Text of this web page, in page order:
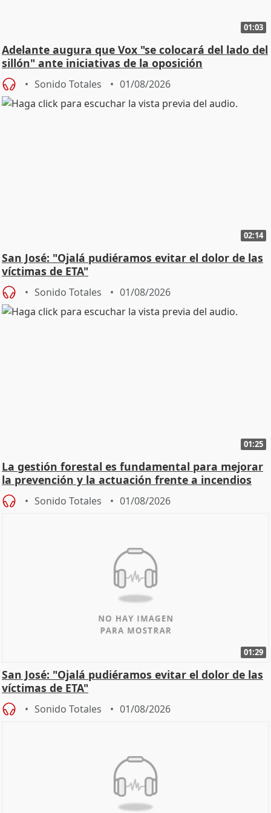
01:03
Adelante augura que Vox "se colocará del lado del
sillón" ante iniciativas de la oposición
Sonido Totales 01/08/2026
02:14
San José: "Ojalá pudiéramos evitar el dolor de las
víctimas de ETA"
Sonido Totales 01/08/2026
01:25
La gestión forestal es fundamental para mejorar
la prevención y la actuación frente a incendios
Sonido Totales 01/08/2026
01:29
San José: "Ojalá pudiéramos evitar el dolor de las
víctimas de ETA"
Sonido Totales 01/08/2026